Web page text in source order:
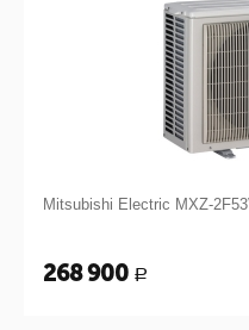
Mitsubishi Electric MXZ-
268 900 Р